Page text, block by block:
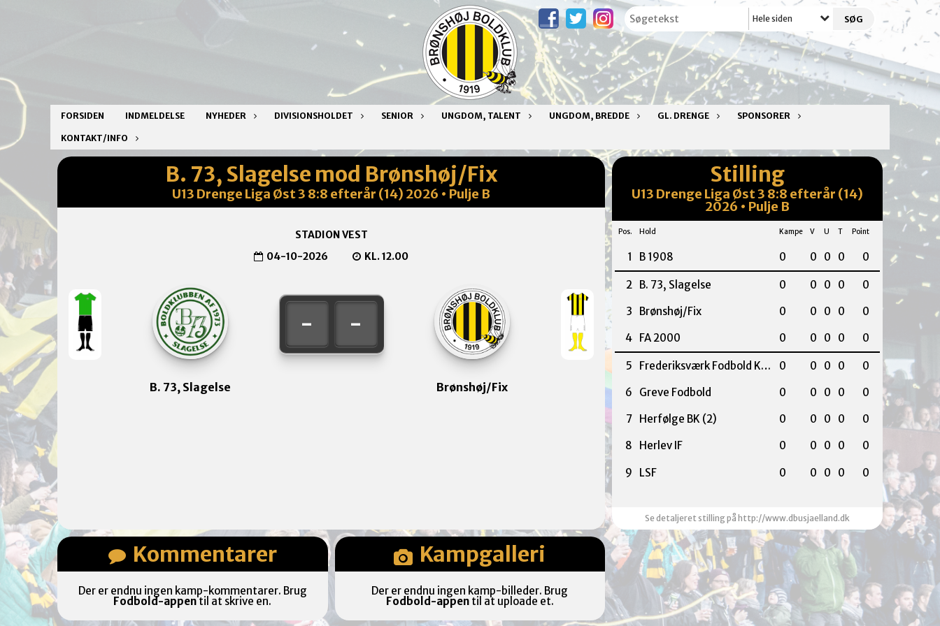
Hele siden
FORSIDEN INDMELDELSE NYHEDER DIVISIONSHOLDET SENIOR UNGDOM, TALENT UNGDOM, BREDDE GL. DRENGE SPONSORER
KONTAKT/INFO
B. 73, Slagelse mod Brønshøj/Fix
U13 Drenge Liga Øst 3 8:8 efterår (14) 2026 • Pulje B
STADION VEST
04-10-2026
KL. 12.00
B. 73, Slagelse
- -
Brønshøj/Fix
Stilling
U13 Drenge Liga Øst 3 8:8 efterår (14)
2026 • Pulje B
Pos. Hold Kampe V U T Point
1 B 1908 0 0 0 0 0
2 B. 73, Slagelse 0 0 0 0
0
3
Brønshøj/Fix 0 0 0 0
0
4 FA 2000 0 0 0 0 0
5 Frederiksværk Fodbold Klub 0 0 0 0
0
6
Greve Fodbold 0 0 0 0
0
7 Herfølge BK (2) 0 0 0 0
0
8
Herlev IF 0 0 0 0 0
9 LSF 0 0 0 0 0
Se detaljeret stilling på http://www.dbusjaelland.dk
Kommentarer
Der er endnu ingen kamp-kommentarer. Brug
Fodbold-appentil at skrive en.
Kampgalleri
Der er endnu ingen kamp-billeder. Brug
Fodbold-appentil at uploade et.